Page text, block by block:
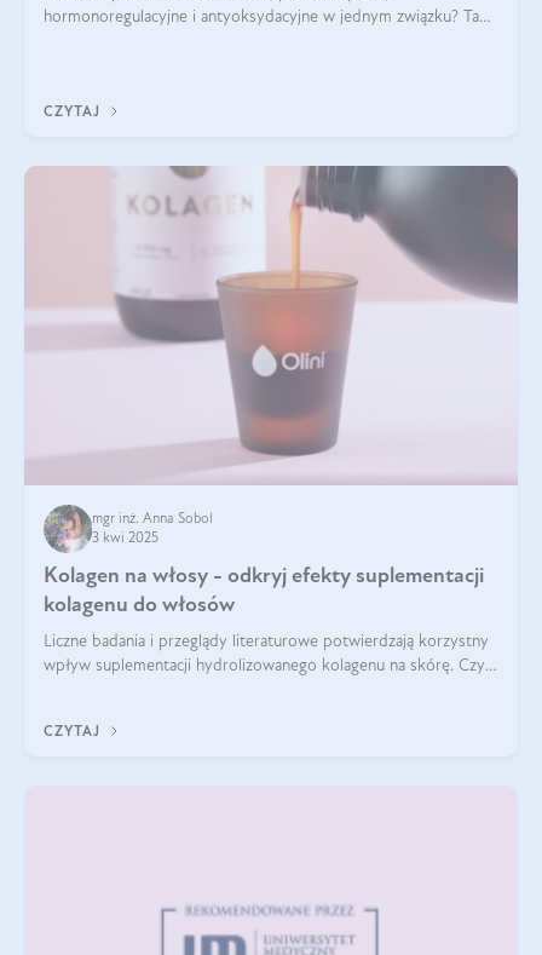
hormonoregulacyjne i antyoksydacyjne w jednym związku? Tak
CZYTAJ
mgr inż. Anna Sobol
3 kwi 2025
Kolagen na włosy - odkryj efekty suplementacji
kolagenu do włosów
Liczne badania i przeglądy literaturowe potwierdzają korzystny
wpływ suplementacji hydrolizowanego kolagenu na skórę. Czy
CZYTAJ